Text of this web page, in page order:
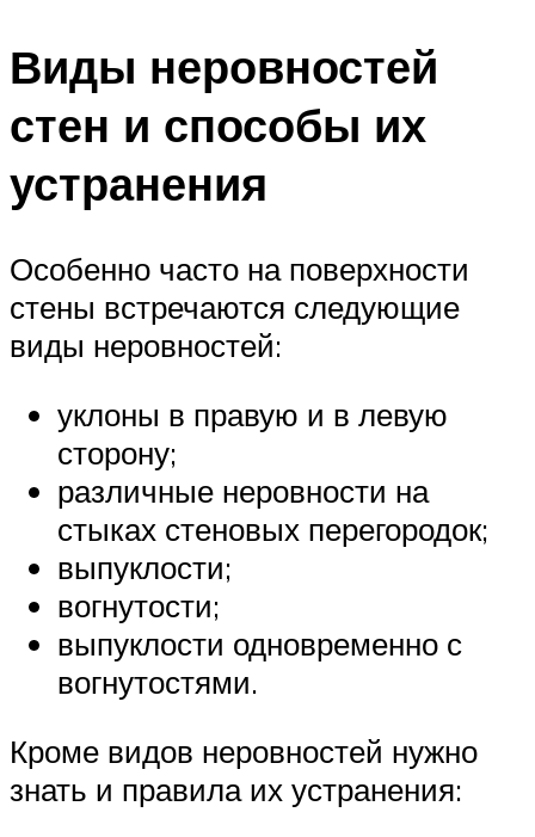
Виды неровностей
стен и способы их
устранения
Особенно часто на поверхности
стены встречаются следующие
виды неровностей:
уклоны в правую и в левую
сторону;
различные неровности на
стыках стеновых перегородок;
выпуклости;
вогнутости;
выпуклости одновременно с
вогнутостями.
Кроме видов неровностей нужно
знать и правила их устранения: